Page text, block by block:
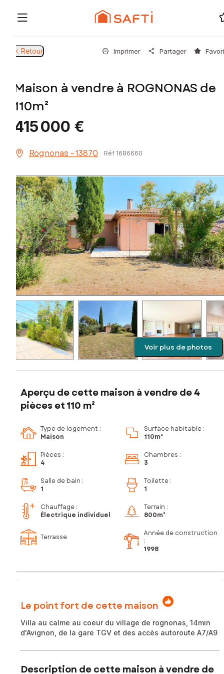
Retour Imprimer Partager
Maison à vendre à ROGNONAS de
110m²
415 000 €
Rognonas - 13870 Réf 1686660
Voir plus de photos
Aperçu de cette maison à vendre de 4
pièces et 110 m²
Type de logement :
Maison
Surface habitable :
110m²
Pièces :
4
Chambres :
3
Salle de bain :
1
Toilette :
1
Chauffage :
Électrique individuel
Terrain :
800m²
Terrasse
Année de construction
:
1998
Le point fort de cette maison
Villa au calme au coeur du village de rognonas, 14min
d'Avignon, de la gare TGV et des accès autoroute A7/A9
Description de cette maison à vendre de